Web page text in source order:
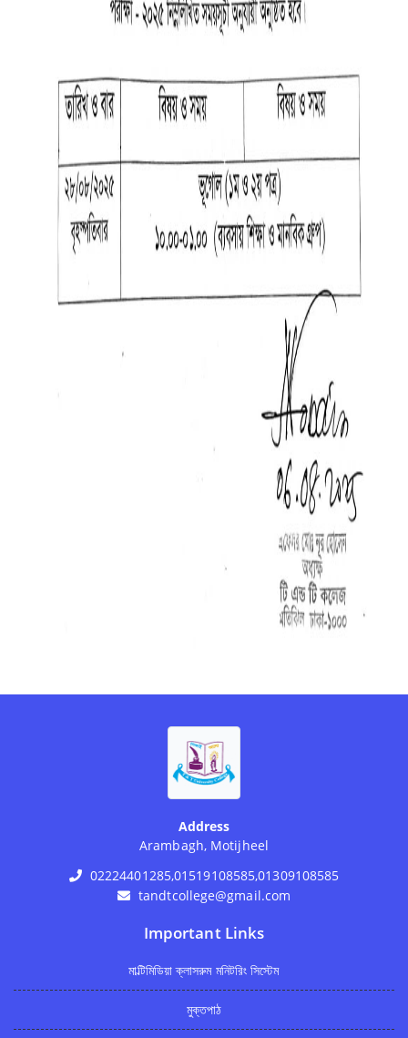
Address
Arambagh, Motijheel
02224401285,01519108585,01309108585
tandtcollege@gmail.com
Important Links
মাল্টিমিডিয়া ক্লাসরুম মনিটরিং সিস্টেম
মুক্তপাঠ